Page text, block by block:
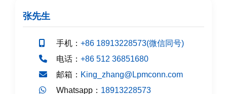
张先生
手机： +86 18913228573(微信同号)
电话： +86 512 36851680
邮箱： King_zhang@Lpmconn.com
Whatsapp： 18913228573